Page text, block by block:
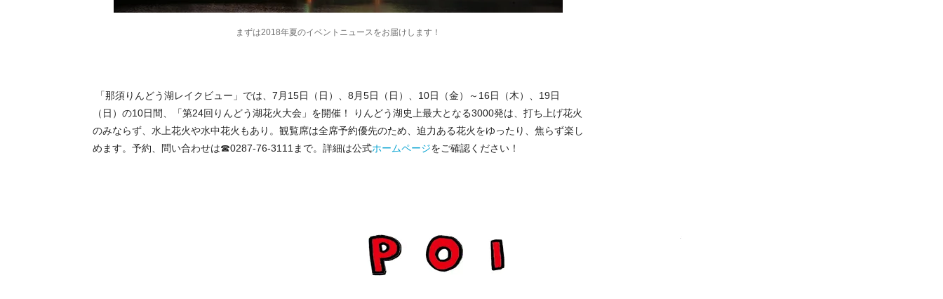
まずは2018年夏のイベントニュースをお届けします！
「那須りんどう湖レイクビュー」では、7月15日（日）、8月5日（日）、10日（金）～16日（木）、19日
（日）の10日間、「第24回りんどう湖花火大会」を開催！ りんどう湖史上最大となる3000発は、打ち上げ花火
のみならず、水上花火や水中花火もあり。観覧席は全席予約優先のため、迫力ある花火をゆったり、焦らず楽し
めます。予約、問い合わせは☎0287-76-3111まで。詳細は公式ホームページをご確認ください！